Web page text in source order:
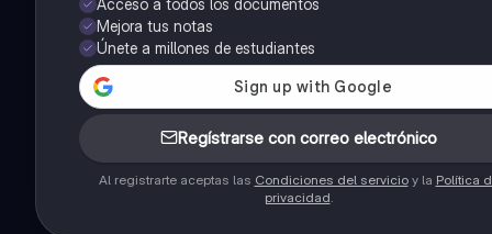
Acceso a todos los documentos
Mejora tus notas
Únete a millones de estudiantes
Regístrarse con correo electrónico
Al registrarte aceptas las Condiciones del servicioy la Política
privacidad.